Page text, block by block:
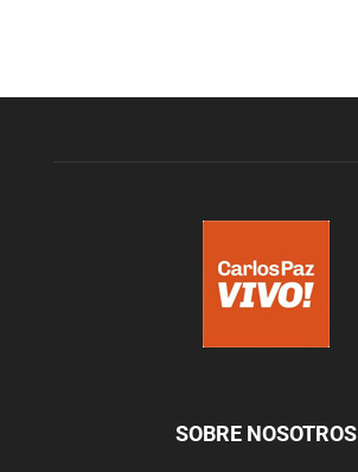
SOBRE NOSOTROS